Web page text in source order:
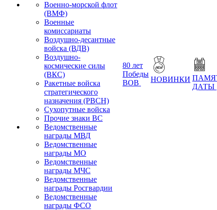
Военно-морской флот
(ВМФ)
Военные
комиссариаты
Воздушно-десантные
войска (ВДВ)
Воздушно-
космические силы
(ВКС)
Ракетные войска
стратегического
назначения (РВСН)
Сухопутные войска
Прочие знаки ВС
Ведомственные
награды МВД
Ведомственные
награды МО
Ведомственные
награды МЧС
Ведомственные
награды Росгвардии
Ведомственные
награды ФСО
80 лет
Победы
ВОВ
НОВИНКИ
ДАТЫ